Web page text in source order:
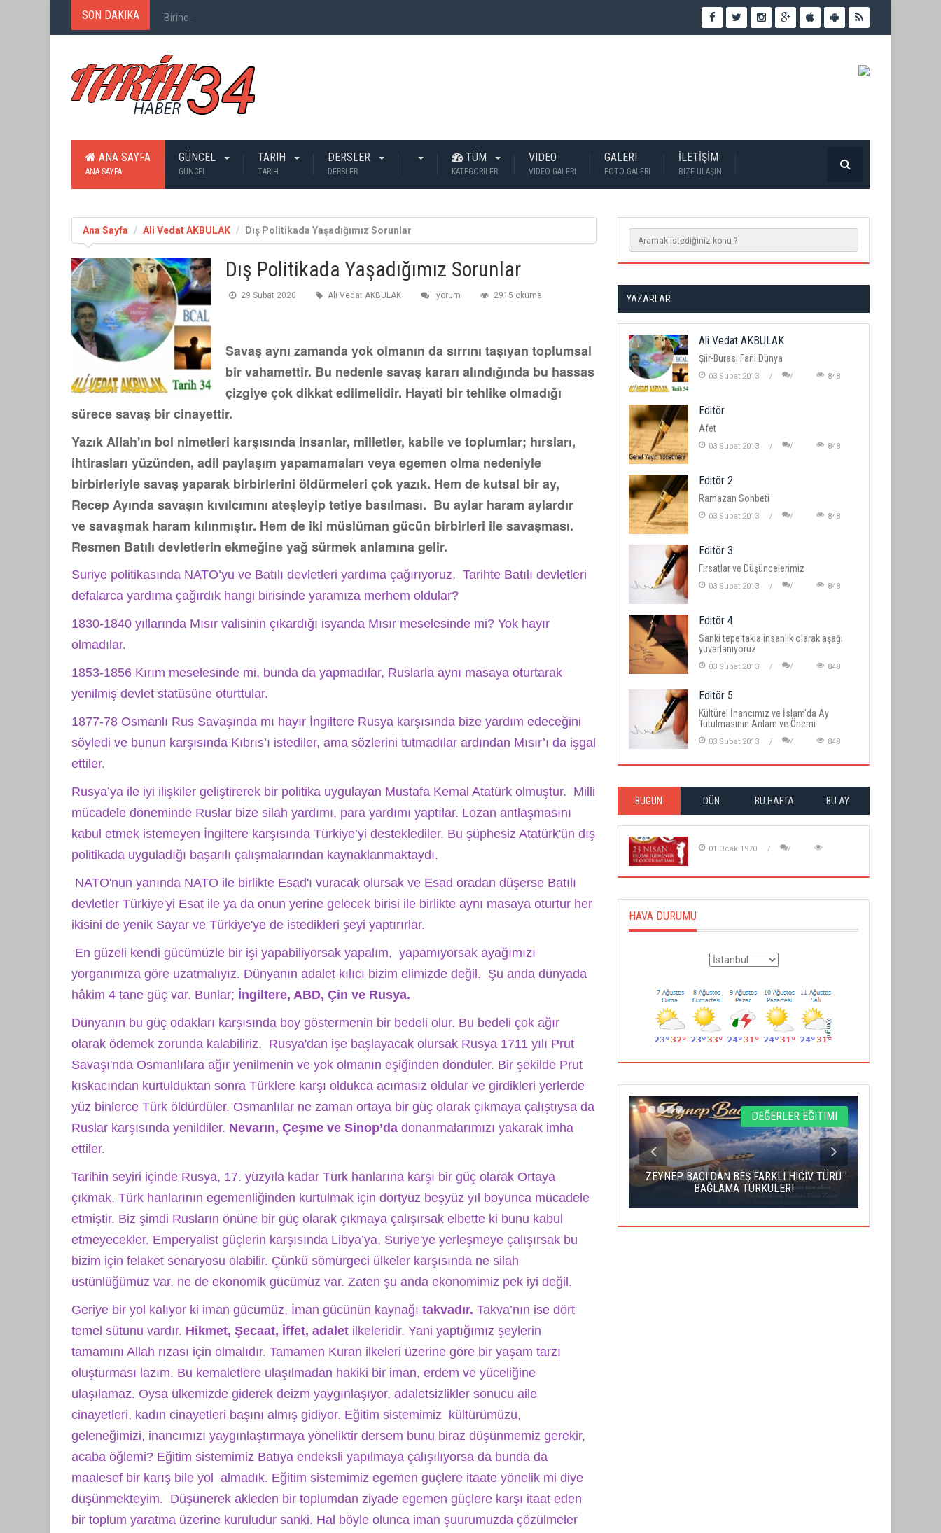
SON DAKIKA Birinci Dünya Savaşı`nda Ne Kadar İnsan Öldü?
ANA SAYFA
ANA SAYFA
GÜNCEL
GÜNCEL
TARIH
TARIH
DERSLER
DERSLER
TÜM
KATEGORILER
VIDEO
VIDEO GALERI
GALERI
FOTO GALERI
İLETİŞİM
BIZE ULAŞIN
Ana Sayfa Ali Vedat AKBULAK Dış Politikada Yaşadığımız Sorunlar
Dış Politikada Yaşadığımız Sorunlar
29 Subat 2020 Ali Vedat AKBULAK yorum 2915 okuma
Savaş aynı zamanda yok olmanın da sırrını taşıyan toplumsal
bir vahamettir. Bu nedenle savaş kararı alındığında bu hassas
çizgiye çok dikkat edilmelidir. Hayati bir tehlike olmadığı
sürece savaş bir cinayettir.
Yazık Allah'ın bol nimetleri karşısında insanlar, milletler, kabile ve toplumlar; hırsları,
ihtirasları yüzünden, adil paylaşım yapamamaları veya egemen olma nedeniyle
birbirleriyle savaş yaparak birbirlerini öldürmeleri çok yazık. Hem de kutsal bir ay,
Recep Ayında savaşın kıvılcımını ateşleyip tetiye basılması. Bu aylar haram aylardır
ve savaşmak haram kılınmıştır. Hem de iki müslüman gücün birbirleri ile savaşması.
Resmen Batılı devletlerin ekmeğine yağ sürmek anlamına gelir.
Suriye politikasında NATO’yu ve Batılı devletleri yardıma çağırıyoruz. Tarihte Batılı devletleri
defalarca yardıma çağırdık hangi birisinde yaramıza merhem oldular?
1830-1840 yıllarında Mısır valisinin çıkardığı isyanda Mısır meselesinde mi? Yok hayır
olmadılar.
1853-1856 Kırım meselesinde mi, bunda da yapmadılar, Ruslarla aynı masaya oturtarak
yenilmiş devlet statüsüne oturttular.
1877-78 Osmanlı Rus Savaşında mı hayır İngiltere Rusya karşısında bize yardım edeceğini
söyledi ve bunun karşısında Kıbrıs’ı istediler, ama sözlerini tutmadılar ardından Mısır’ı da işgal
ettiler.
Rusya’ya ile iyi ilişkiler geliştirerek bir politika uygulayan Mustafa Kemal Atatürk olmuştur. Milli
mücadele döneminde Ruslar bize silah yardımı, para yardımı yaptılar. Lozan antlaşmasını
kabul etmek istemeyen İngiltere karşısında Türkiye’yi desteklediler. Bu şüphesiz Atatürk'ün dış
politikada uyguladığı başarılı çalışmalarından kaynaklanmaktaydı.
NATO'nun yanında NATO ile birlikte Esad'ı vuracak olursak ve Esad oradan düşerse Batılı
devletler Türkiye'yi Esat ile ya da onun yerine gelecek birisi ile birlikte aynı masaya oturtur her
ikisini de yenik Sayar ve Türkiye'ye de istedikleri şeyi yaptırırlar.
En güzeli kendi gücümüzle bir işi yapabiliyorsak yapalım, yapamıyorsak ayağımızı
yorganımıza göre uzatmalıyız. Dünyanın adalet kılıcı bizim elimizde değil. Şu anda dünyada
hâkim 4 tane güç var. Bunlar; İngiltere, ABD, Çin ve Rusya.
Dünyanın bu güç odakları karşısında boy göstermenin bir bedeli olur. Bu bedeli çok ağır
olarak ödemek zorunda kalabiliriz. Rusya'dan işe başlayacak olursak Rusya 1711 yılı Prut
Savaşı'nda Osmanlılara ağır yenilmenin ve yok olmanın eşiğinden döndüler. Bir şekilde Prut
kıskacından kurtulduktan sonra Türklere karşı oldukca acımasız oldular ve girdikleri yerlerde
yüz binlerce Türk öldürdüler. Osmanlılar ne zaman ortaya bir güç olarak çıkmaya çalıştıysa da
Ruslar karşısında yenildiler. Nevarın, Çeşme ve Sinop’da donanmalarımızı yakarak imha
ettiler.
Tarihin seyiri içinde Rusya, 17. yüzyıla kadar Türk hanlarına karşı bir güç olarak Ortaya
çıkmak, Türk hanlarının egemenliğinden kurtulmak için dörtyüz beşyüz yıl boyunca mücadele
etmiştir. Biz şimdi Rusların önüne bir güç olarak çıkmaya çalışırsak elbette ki bunu kabul
etmeyecekler. Emperyalist güçlerin karşısında Libya’ya, Suriye'ye yerleşmeye çalışırsak bu
bizim için felaket senaryosu olabilir. Çünkü sömürgeci ülkeler karşısında ne silah
üstünlüğümüz var, ne de ekonomik gücümüz var. Zaten şu anda ekonomimiz pek iyi değil.
Geriye bir yol kalıyor ki iman gücümüz, İman gücünün kaynağı takvadır. Takva’nın ise dört
temel sütunu vardır. Hikmet, Şecaat, İffet, adalet ilkeleridir. Yani yaptığımız şeylerin
tamamını Allah rızası için olmalıdır. Tamamen Kuran ilkeleri üzerine göre bir yaşam tarzı
oluşturması lazım. Bu kemaletlere ulaşılmadan hakiki bir iman, erdem ve yüceliğine
ulaşılamaz. Oysa ülkemizde giderek deizm yaygınlaşıyor, adaletsizlikler sonucu aile
cinayetleri, kadın cinayetleri başını almış gidiyor. Eğitim sistemimiz kültürümüzü,
geleneğimizi, inancımızı yaygınlaştırmaya yöneliktir dersem bunu biraz düşünmemiz gerekir,
acaba öğlemi? Eğitim sistemimiz Batıya endeksli yapılmaya çalışılıyorsa da bunda da
maalesef bir karış bile yol almadık. Eğitim sistemimiz egemen güçlere itaate yönelik mi diye
düşünmekteyim. Düşünerek akleden bir toplumdan ziyade egemen güçlere karşı itaat eden
bir toplum yaratma üzerine kuruludur sanki. Hal böyle olunca iman şuurumuzda çözülmeler
YAZARLAR
Ali Vedat AKBULAK
Şiir-Burası Fani Dünya
03 Subat 2013 848
Editör
Afet
03 Subat 2013 848
Editör 2
Ramazan Sohbeti
03 Subat 2013 848
Editör 3
Fırsatlar ve Düşüncelerimiz
03 Subat 2013 848
Editör 4
Sanki tepe takla insanlık olarak aşağı
yuvarlanıyoruz
03 Subat 2013 848
Editör 5
Kültürel İnancımız ve İslam'da Ay
Tutulmasının Anlam ve Önemi
03 Subat 2013 848
BUGÜN DÜN BU HAFTA BU AY
01 Ocak 1970
HAVA DURUMU
BEDEVA ENERJI
DEĞERLER EĞITIMI
ZEYNEP BACI'DAN BEŞ FARKLI HICIV TÜRÜ
BAĞLAMA TÜRKÜLERI